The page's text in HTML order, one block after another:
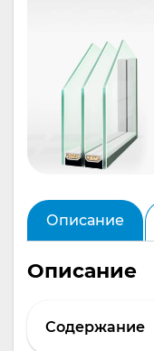
Описание
Описание
Содержание